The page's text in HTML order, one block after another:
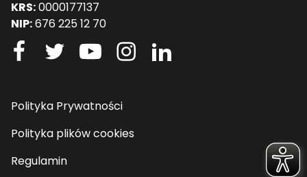
KRS:0000177137
NIP:676 225 12 70
Polityka Prywatności
Polityka plików cookies
Regulamin